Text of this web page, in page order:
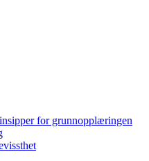
for grunnopplæringen